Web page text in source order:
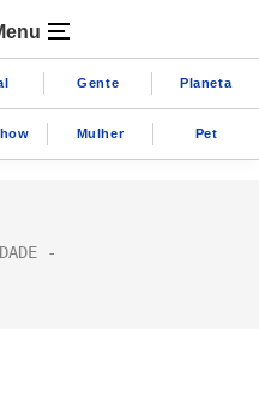
Gente Planeta
Mulher Pet